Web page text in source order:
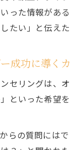
った情報があ
たい」と伝え
成功に導く
セリングは、
といった希望
らの質問には